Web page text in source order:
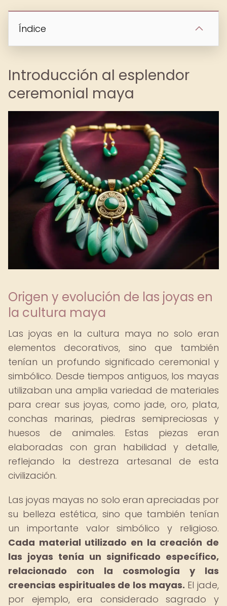
Índice
Introducción al esplendor
ceremonial maya
Origen y evolución de las joyas en
la cultura maya
Las joyas en la cultura maya no solo eran
elementos decorativos, sino que también
tenían un profundo significado ceremonial y
simbólico. Desde tiempos antiguos, los mayas
utilizaban una amplia variedad de materiales
para crear sus joyas, como jade, oro, plata,
conchas marinas, piedras semipreciosas y
huesos de animales. Estas piezas eran
elaboradas con gran habilidad y detalle,
reflejando la destreza artesanal de esta
civilización.
Las joyas mayas no solo eran apreciadas por
su belleza estética, sino que también tenían
un importante valor simbólico y religioso.
Cada material utilizado en la creación de
las joyas tenía un significado específico,
relacionado con la cosmología y las
creencias espirituales de los mayas. El jade,
por ejemplo, era considerado sagrado y